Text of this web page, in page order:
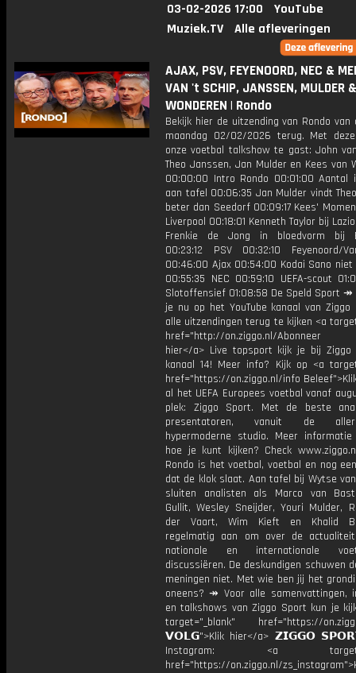
03-02-2026 17:00
YouTube
Muziek.TV
Alle afleveringen
AJAX, PSV, FEYENOORD, NEC &
VAN 't SCHIP, JANSSEN, MULDER
WONDEREN | Rondo
Bekijk hier de uitzending van Rondo van
maandag 02/02/2026 terug. Met
onze voetbal talkshow te gast: John
Theo Janssen, Jan Mulder en Kees van
00:00:00 Intro Rondo 00:01:00 Aantal
aan tafel 00:06:35 Jan Mulder vindt
beter dan Seedorf 00:09:17 Kees'
Liverpool 00:18:01 Kenneth Taylor bij
Frenkie de Jong in bloedvorm bij
00:23:12 PSV 00:32:10 Feyenoord/
00:46:00 Ajax 00:54:00 Kodai Sano niet
00:55:35 NEC 00:59:10 UEFA-scout
Slotoffensief 01:08:58 De Speld Sport ↠
je nu op het YouTube kanaal van
alle uitzendingen terug te kijken <a
href="http://on.ziggo.nl/
hier</a> Live topsport kijk je bij
kanaal 14! Meer info? Kijk op <a
href="https://on.ziggo.nl/info
al het UEFA Europees voetbal vanaf
plek: Ziggo Sport. Met de beste
presentatoren, vanuit de
hypermoderne studio. Meer
hoe je kunt kijken? Check
Rondo is het voetbal, voetbal en nog
dat de klok slaat. Aan tafel bij Wytse
sluiten analisten als Marco van
Gullit, Wesley Sneijder, Youri Mulder,
der Vaart, Wim Kieft en Khalid
regelmatig aan om over de
nationale en internationale
discussiëren. De deskundigen schuwen
meningen niet. Met wie ben jij het
oneens? ↠ Voor alle samenvattingen,
en talkshows van Ziggo Sport kun je
target="_blank" href="https://
𝗩𝗢𝗟𝗚">Klik hier</a> 𝗭𝗜𝗚𝗚𝗢
Instagram: <a
href="https://on.ziggo.nl/